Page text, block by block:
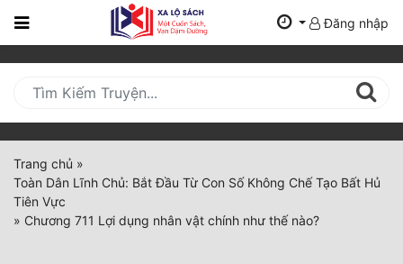
Trang
Mới
Cập
Nhật
(current)
BXH
Đăng nhập
Trang chủ »
Toàn Dân Lĩnh Chủ: Bắt Đầu Từ Con Số Không Chế Tạo Bất Hủ
Tiên Vực
» Chương 711 Lợi dụng nhân vật chính như thế nào?